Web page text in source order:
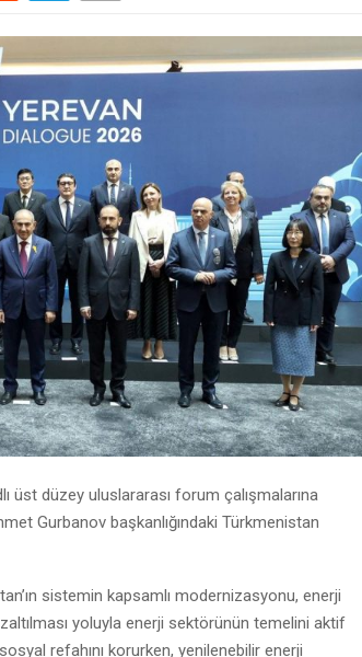
üst düzey uluslararası forum çalışmalarına
Gurbanov başkanlığındaki Türkmenistan
sistemin kapsamlı modernizasyonu, enerji
yoluyla enerji sektörünün temelini aktif
refahını korurken, yenilenebilir enerji